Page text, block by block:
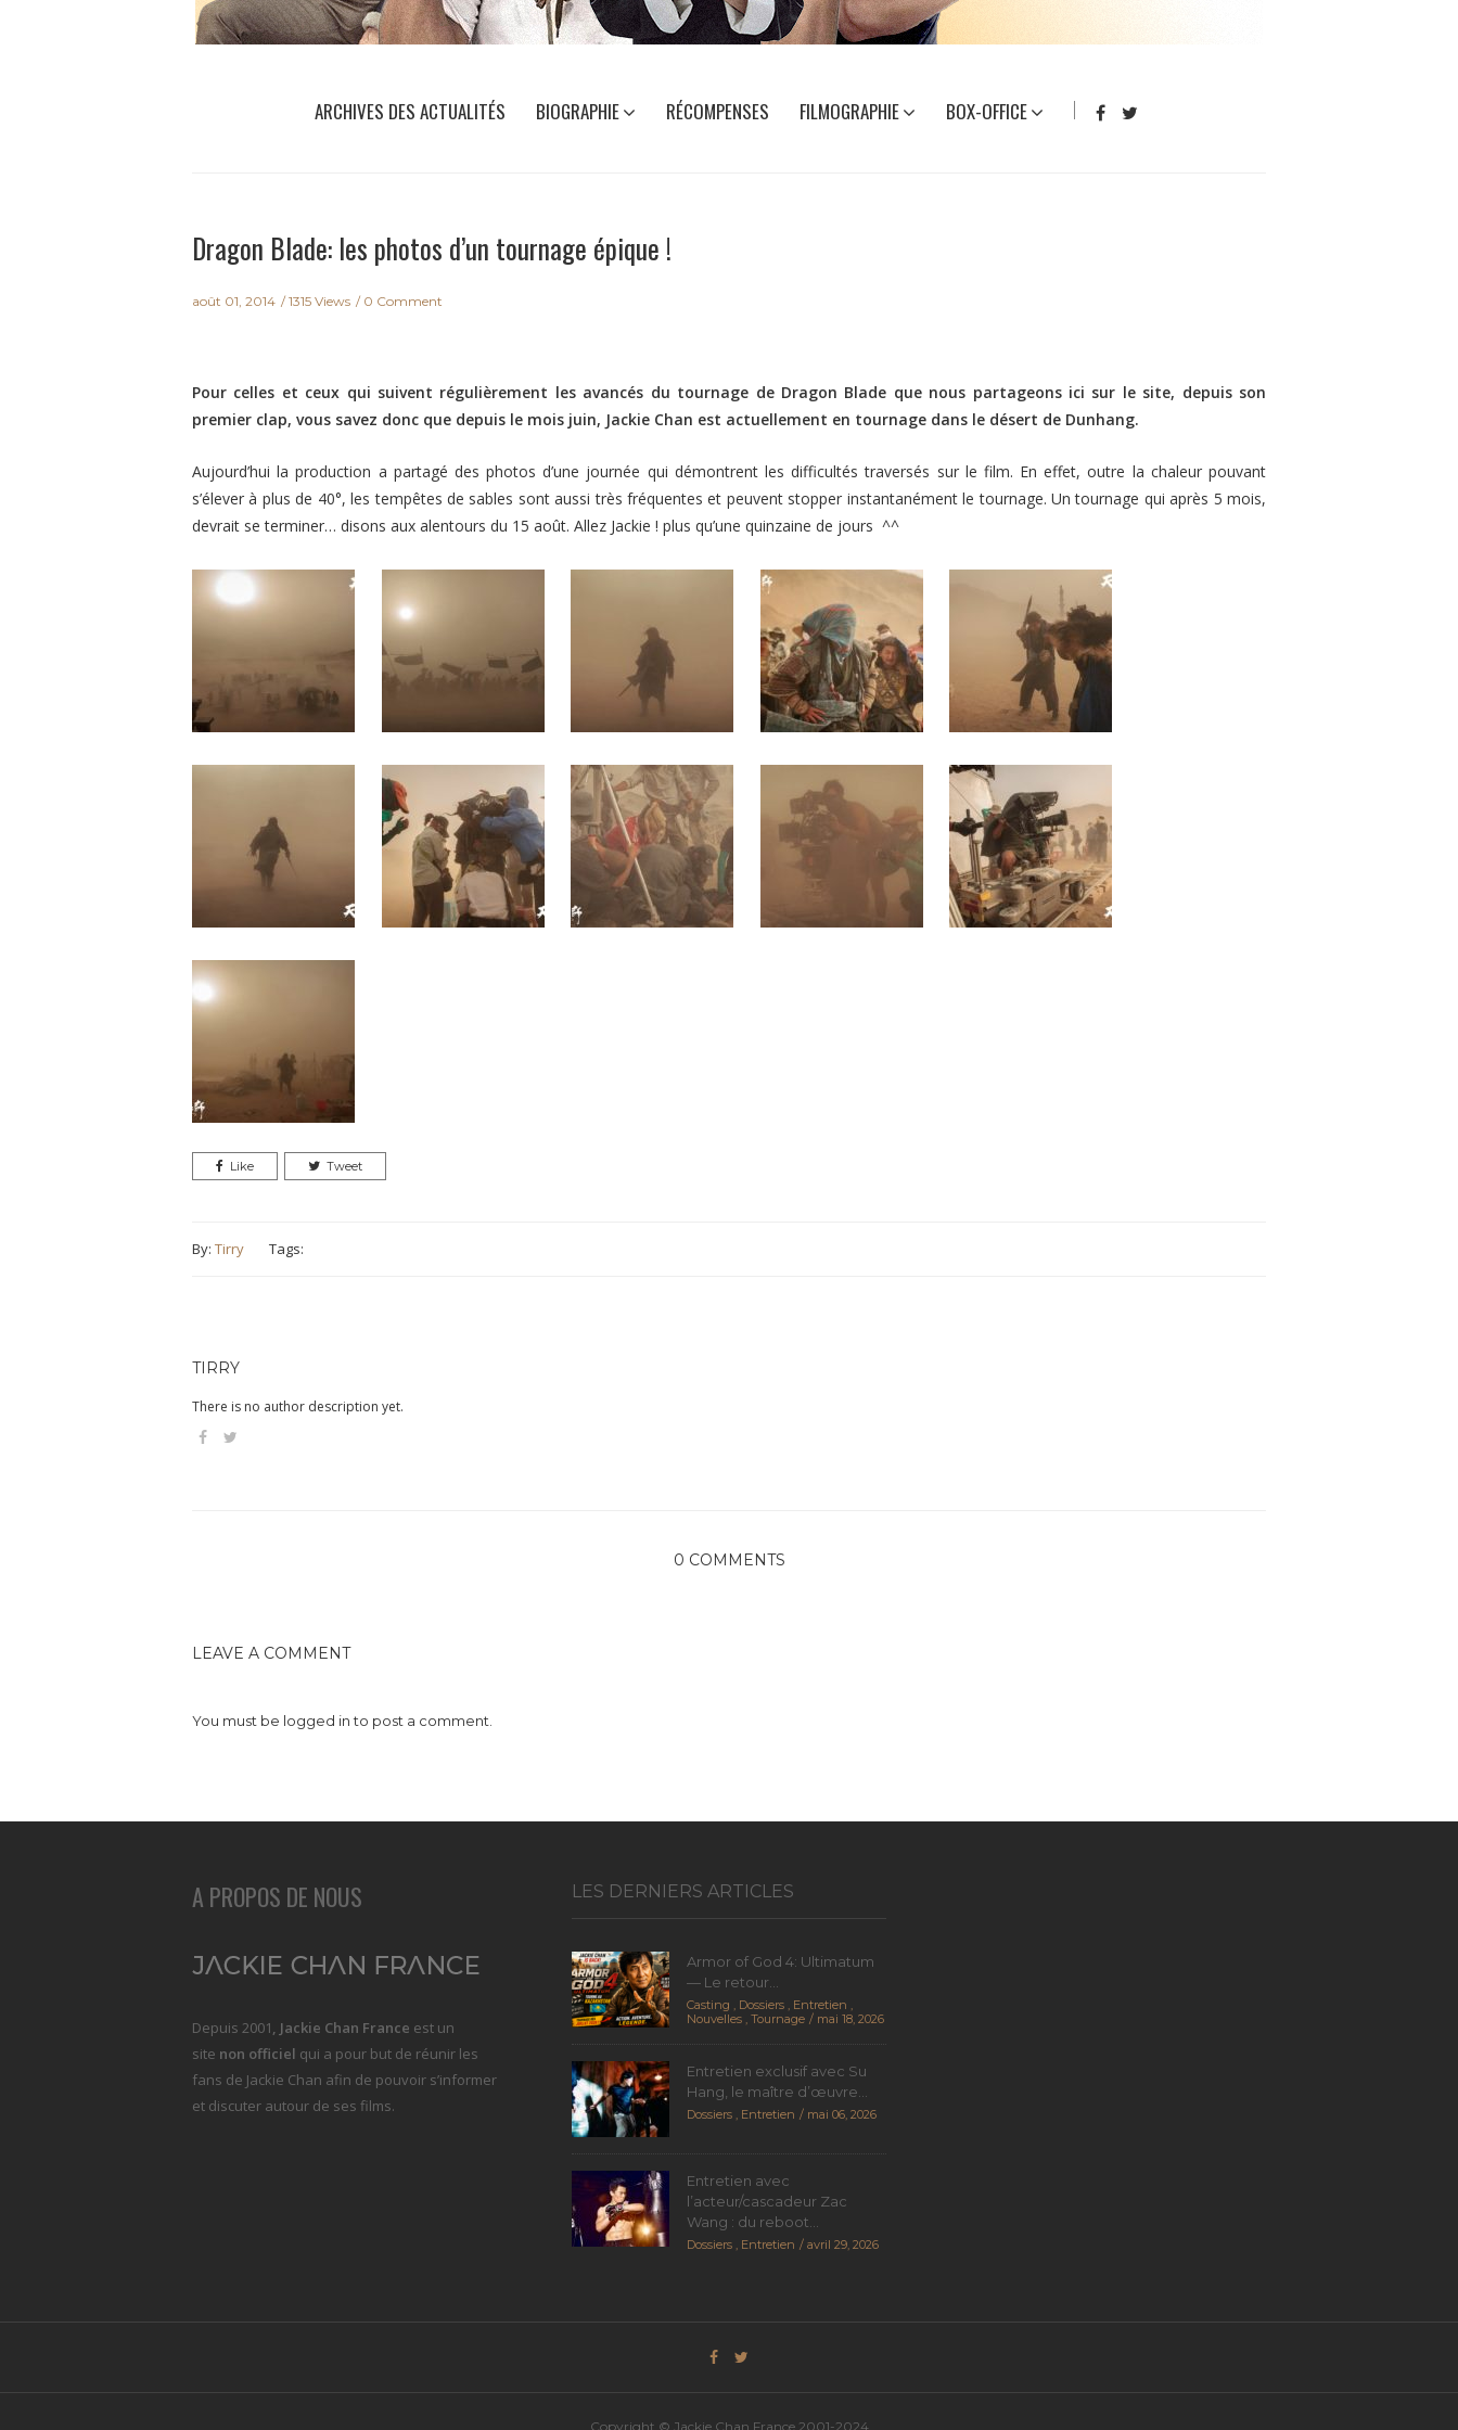
ARCHIVES DES ACTUALITÉS BIOGRAPHIE RÉCOMPENSES FILMOGRAPHIE BOX-OFFICE
Dragon Blade: les photos d’un tournage épique !
août 01, 2014 1315 Views 0 Comment
Pour celles et ceux qui suivent régulièrement les avancés du tournage de Dragon Blade que nous partageons ici sur le site, depuis son
premier clap, vous savez donc que depuis le mois juin, Jackie Chan est actuellement en tournage dans le désert de Dunhang.
Aujourd’hui la production a partagé des photos d’une journée qui démontrent les difficultés traversés sur le film. En effet, outre la chaleur pouvant
s’élever à plus de 40°, les tempêtes de sables sont aussi très fréquentes et peuvent stopper instantanément le tournage. Un tournage qui après 5 mois,
devrait se terminer… disons aux alentours du 15 août. Allez Jackie ! plus qu’une quinzaine de jours ^^
Like Tweet
By: Tirry Tags:
TIRRY
There is no author description yet.
0 COMMENTS
LEAVE A COMMENT
You must be logged into post a comment.
A PROPOS DE NOUS
Depuis 2001, Jackie Chan France est un
site non officiel qui a pour but de réunir les
fans de Jackie Chan afin de pouvoir s’informer
et discuter autour de ses films.
LES DERNIERS ARTICLES
Armor of God 4: Ultimatum
— Le retour...
Casting , Dossiers , Entretien ,
Nouvelles , Tournage mai 18, 2026
Entretien exclusif avec Su
Hang, le maître d’œuvre...
Dossiers , Entretien mai 06, 2026
Entretien avec
l’acteur/cascadeur Zac
Wang : du reboot...
Dossiers , Entretien avril 29, 2026
Copyright © Jackie Chan France 2001-2024